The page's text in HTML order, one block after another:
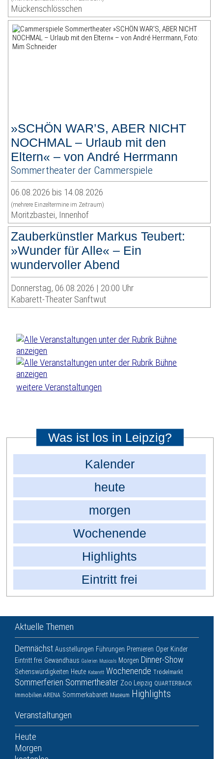
Mückenschlösschen
»SCHÖN WAR’S, ABER NICHT
NOCHMAL – Urlaub mit den
Eltern« – von André Herrmann
Sommertheater der Cammerspiele
06.08.2026 bis 14.08.2026
(mehrere Einzeltermine im Zeitraum)
Moritzbastei, Innenhof
Zauberkünstler Markus Teubert:
»Wunder für Alle« – Ein
wundervoller Abend
Donnerstag, 06.08.2026 | 20:00 Uhr
Kabarett-Theater Sanftwut
weitere Veranstaltungen
Was ist los in Leipzig?
Kalender
heute
morgen
Wochenende
Highlights
Eintritt frei
Aktuelle Themen
Demnächst Ausstellungen Führungen Premieren Oper Kinder
Eintritt frei Gewandhaus Galerien Musicals Morgen Dinner-Show
Sehenswürdigkeiten Heute Kabarett Wochenende Trödelmarkt
Sommerferien Sommertheater Zoo Leipzig QUARTERBACK
Immobilien ARENA Sommerkabarett Museum Highlights
Veranstaltungen
Heute
Morgen